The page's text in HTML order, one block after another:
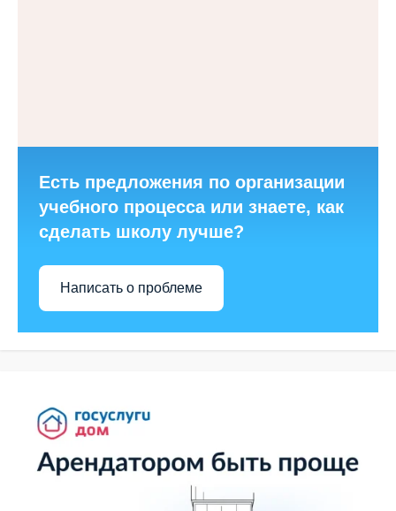
Есть предложения по организации
учебного процесса или знаете, как
сделать школу лучше?
Написать о проблеме